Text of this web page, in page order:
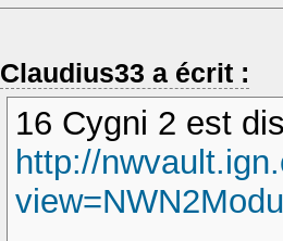
Claudius33 a écrit :
16 Cygni 2 est
http://